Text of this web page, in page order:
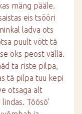
mäng pääle.
eis tsõõri
ladva ots
puult võtt tä
õks peost vällä.
ta riste pilpa,
tä pilpa tuu kepi
otsaga alt
Tõõsõ’